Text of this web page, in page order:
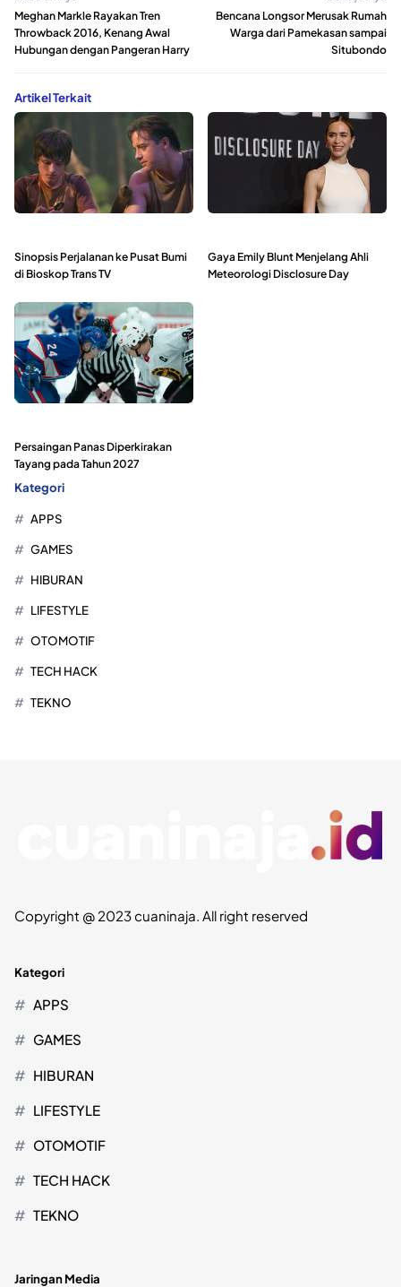
Meghan Markle Rayakan Tren
Throwback 2016, Kenang Awal
Hubungan dengan Pangeran Harry
Bencana Longsor Merusak Rumah
Warga dari Pamekasan sampai
Situbondo
Artikel Terkait
Sinopsis Perjalanan ke Pusat Bumi
di Bioskop Trans TV
Gaya Emily Blunt Menjelang Ahli
Meteorologi Disclosure Day
Persaingan Panas Diperkirakan
Tayang pada Tahun 2027
Kategori
APPS
GAMES
HIBURAN
LIFESTYLE
OTOMOTIF
TECH HACK
TEKNO
Copyright @ 2023 cuaninaja. All right reserved
Kategori
APPS
GAMES
HIBURAN
LIFESTYLE
OTOMOTIF
TECH HACK
TEKNO
Jaringan Media